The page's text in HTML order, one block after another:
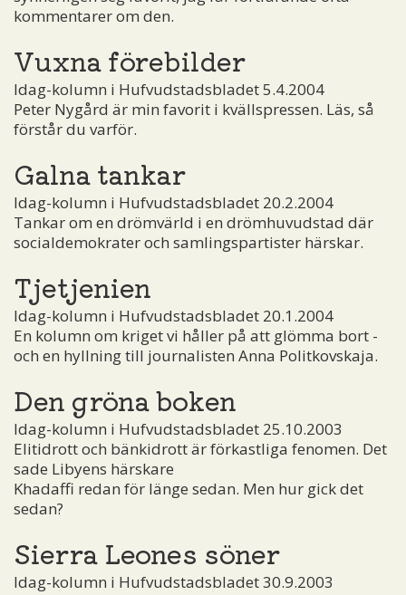
kommentarer om den.
Vuxna förebilder
Idag-kolumn i Hufvudstadsbladet 5.4.2004
Peter Nygård är min favorit i kvällspressen. Läs, så
förstår du varför.
Galna tankar
Idag-kolumn i Hufvudstadsbladet 20.2.2004
Tankar om en drömvärld i en drömhuvudstad där
socialdemokrater och samlingspartister härskar.
Tjetjenien
Idag-kolumn i Hufvudstadsbladet 20.1.2004
En kolumn om kriget vi håller på att glömma bort ­
och en hyllning till journalisten Anna Politkovskaja.
Den gröna boken
Idag-kolumn i Hufvudstadsbladet 25.10.2003
Elitidrott och bänkidrott är förkastliga fenomen. Det
sade Libyens härskare
Khadaffi redan för länge sedan. Men hur gick det
sedan?
Sierra Leones söner
Idag-kolumn i Hufvudstadsbladet 30.9.2003